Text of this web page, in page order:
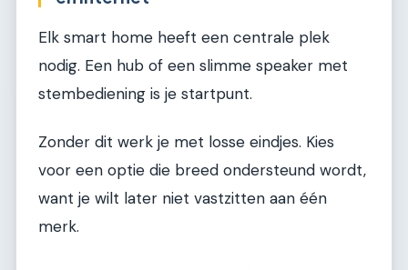
Elk smart home heeft een centrale plek
nodig. Een hub of een slimme speaker met
stembediening is je startpunt.
Zonder dit werk je met losse eindjes. Kies
voor een optie die breed ondersteund wordt,
want je wilt later niet vastzitten aan één
merk.